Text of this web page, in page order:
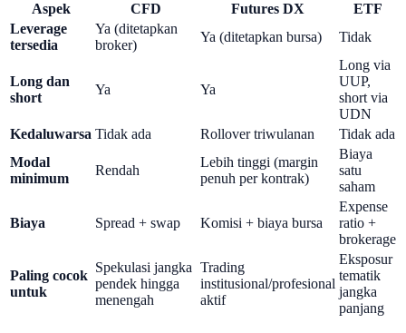
Aspek CFD Futures DX
ETF
Leverage
tersedia
Ya (ditetapkan
broker)
Ya (ditetapkan bursa) Tidak
Long dan
short
Ya Ya
Long via
UUP,
short via
UDN
Kedaluwarsa Tidak ada Rollover triwulanan
Tidak ada
Modal
minimum
Rendah
Lebih tinggi (margin
penuh per kontrak)
Biaya
satu
saham
Biaya Spread + swap Komisi + biaya bursa
Expense
ratio +
brokerage
Paling cocok
untuk
Spekulasi jangka
pendek hingga
menengah
Trading
institusional/profesional
aktif
Eksposur
tematik
jangka
panjang